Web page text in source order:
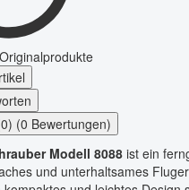
(0 Bewertungen)
Modell 8088 ist ein
und unterhaltsames